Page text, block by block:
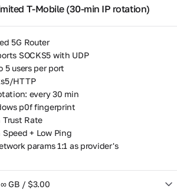
/ ∞ GB / $50.00
T-Mobile (30‑min IP rotation)
5G Router
SOCKS5 with UDP
5 users per port
HTTP
every 30 min
p0f fingerprint
Trust Rate
Speed + Low Ping
params 1:1 as provider's
GB / $3.00